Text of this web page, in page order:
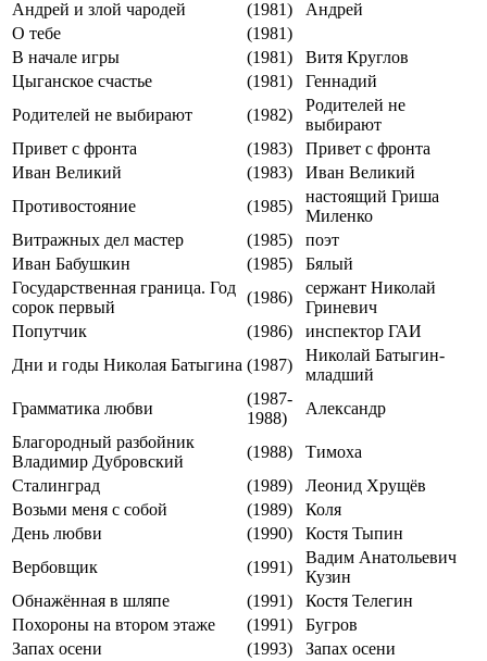
Андрей и злой чародей (1981)
Андрей
О тебе
(1981)
В начале игры
(1981)
Витя Круглов
Цыганское счастье
(1981)
Геннадий
Родителей не выбирают
(1982)
Родителей не
выбирают
Привет с фронта
(1983)
Привет с фронта
Иван Великий
(1983)
Иван Великий
Противостояние
(1985)
настоящий Гриша
Миленко
Витражных дел мастер
(1985)
поэт
Иван Бабушкин
(1985)
Бялый
Государственная граница. Год
сорок первый
(1986)
сержант Николай
Гриневич
Попутчик
(1986)
инспектор ГАИ
Дни и годы Николая Батыгина (1987)
Николай Батыгин-
младший
Грамматика любви
(1987-
1988)
Александр
Благородный разбойник
Владимир Дубровский
(1988)
Тимоха
Сталинград
(1989)
Леонид Хрущёв
Возьми меня с собой
(1989)
Коля
День любви
(1990)
Костя Тыпин
Вербовщик
(1991)
Вадим Анатольевич
Кузин
Обнажённая в шляпе
(1991)
Костя Телегин
Похороны на втором этаже
(1991)
Бугров
Запах осени
(1993)
Запах осени